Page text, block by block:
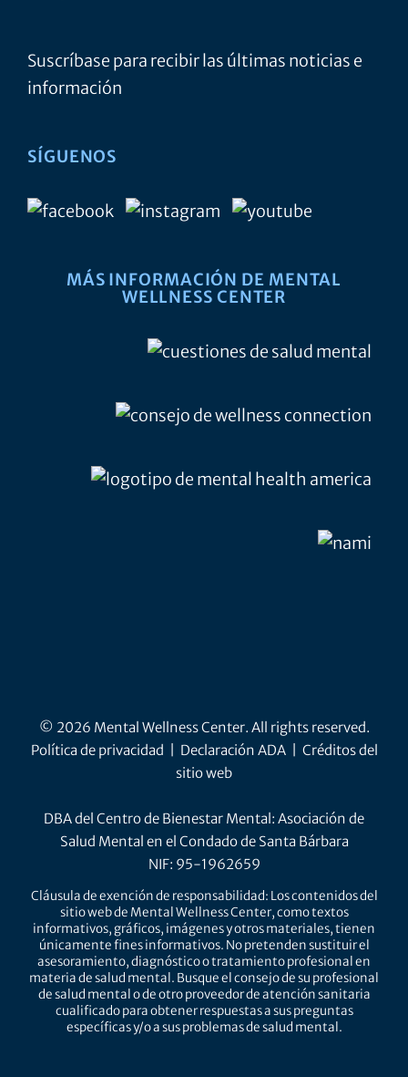
Suscríbase para recibir las últimas noticias e
información
SÍGUENOS
MÁS INFORMACIÓN DE MENTAL
WELLNESS CENTER
© 2026 Mental Wellness Center. All rights reserved.
Política de privacidad
Declaración ADA| Créditos del
sitio web
DBA del Centro de Bienestar Mental: Asociación de
Salud Mental en el Condado de Santa Bárbara
NIF: 95-1962659
Cláusula de exención de responsabilidad: Los contenidos del
sitio web de Mental Wellness Center, como textos
informativos, gráficos, imágenes y otros materiales, tienen
únicamente fines informativos. No pretenden sustituir el
asesoramiento, diagnóstico o tratamiento profesional en
materia de salud mental. Busque el consejo de su profesional
de salud mental o de otro proveedor de atención sanitaria
cualificado para obtener respuestas a sus preguntas
específicas y/o a sus problemas de salud mental.